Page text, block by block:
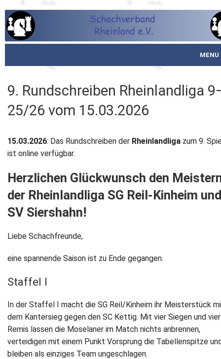
MENU
Schachjugend
Fotos
Service
Newsletter
Kontakt
Impressum
Datenschutz
9. Rundschreiben Rheinlandliga
25/26 vom 15.03.2026
15.03.2026: Das Rundschreiben der Rheinlandliga zum 9.
ist online verfügbar.
Herzlichen Glückwunsch den
der Rheinlandliga SG Reil-Kinheim und
SV Siershahn!
Liebe Schachfreunde,
eine spannende Saison ist zu Ende gegangen.
Staffel I
In der Staffel I macht die SG Reil/Kinheim ihr Meisterstück
dem Kantersieg gegen den SC Kettig. Mit vier Siegen und vier
Remis lassen die Moselaner im Match nichts anbrennen,
verteidigen mit einem Punkt Vorsprung die Tabellenspitze
bleiben als einziges Team ungeschlagen.